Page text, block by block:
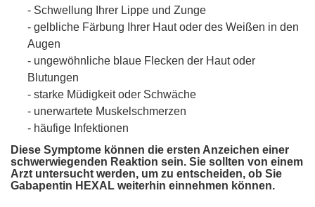
- Schwellung Ihrer Lippe und Zunge
- gelbliche Färbung Ihrer Haut oder des Weißen in den
Augen
- ungewöhnliche blaue Flecken der Haut oder
Blutungen
- starke Müdigkeit oder Schwäche
- unerwartete Muskelschmerzen
- häufige Infektionen
Diese Symptome können die ersten Anzeichen einer
schwerwiegenden Reaktion sein. Sie sollten von einem
Arzt untersucht werden, um zu entscheiden, ob Sie
Gabapentin HEXAL weiterhin einnehmen können.